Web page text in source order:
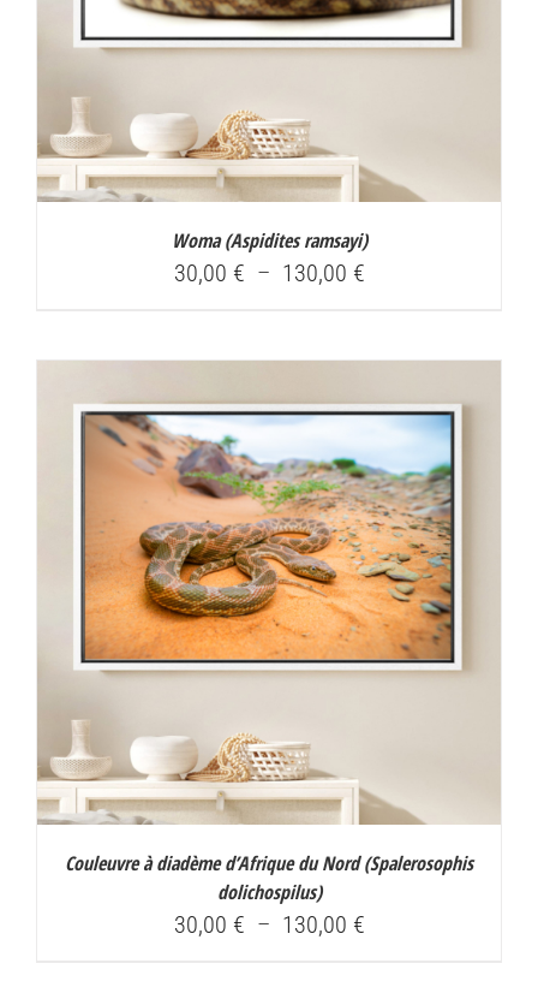
Woma (Aspidites ramsayi)
30,00 € – 130,00 €Plage
à
130,00 €
Couleuvre à diadème d’Afrique du Nord (Spalerosophis
dolichospilus)
30,00 € – 130,00 €Plage